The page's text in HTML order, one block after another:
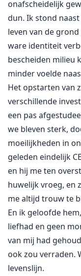
onafscheidelijk
dun. Ik stond
leven van de
ware identiteit
bescheiden milieu
minder voelde
Het opstarten van
verschillende
een pas
we bleven sterk,
moeilijkheden in
geleden eindelijk
en hij me ten
huwelijk vroeg, en
me altijd trouw te
En ik geloofde
liefhad en geen
van mij had
ook zou verraden.
levenslijn.